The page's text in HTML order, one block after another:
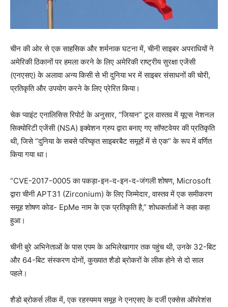
चीन की ओर से एक साहसिक और शर्मनाक घटना में, चीनी साइबर अपराधियों ने
अमेरिकी ठिकानों पर हमला करने के लिए अमेरिकी राष्ट्रीय सुरक्षा एजेंसी
(एनएसए) के अलावा अन्य किसी से भी दुनिया भर में साइबर संसाधनों की चोरी,
प्रतिकृति और उपयोग करने के लिए प्रेरित किया।
चेक प्वाइंट एनालिसिस रिपोर्ट के अनुसार, “जियान” टूल वास्तव में यूएस नेशनल
सिक्योरिटी एजेंसी (NSA) इक्वेशन ग्रुप द्वारा बनाए गए सॉफ्टवेयर की प्रतिकृति
थी, जिसे “दुनिया के सबसे परिष्कृत साइबरबैट समूहों में से एक” के रूप में वर्णित
किया गया था।
“CVE-2017-0005 का पकड़ा-इन-द-इन-द-जंगली शोषण, Microsoft
द्वारा चीनी APT31 (Zirconium) के लिए जिम्मेदार, वास्तव में एक समीकरण
समूह शोषण कोड- EpMe नाम के एक प्रतिकृति है,” शोधकर्ताओं ने कहा कहा
हुआ।
चीनी बुरे अभिनेताओं के पास एपम के अभिलेखागार तक पहुंच थी, उनके 32-बिट
और 64-बिट संस्करण दोनों, कुख्यात शैडो ब्रोकरों के लीक होने से दो साल
पहले।
शैडो ब्रोकर्स लीक में, एक रहस्यमय समूह ने एनएसए के दर्जी एक्सेस ऑपरेशंस